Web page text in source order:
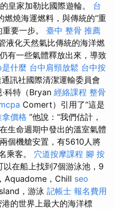
皇家加勒比國際遊輪。 台
燃燒海運燃料，與傳統的“重
要一步。 臺中 整骨 推薦
液化天然氣比傳統的海洋燃
有一些氣體釋放出來，導致
什麼 台中肩頸放鬆 台中按
訊社國際清潔運輸委員會
·科特（Bryan 經絡課程 整骨
Comert）引用了“這是
拿價格 ”他說：“我們估計，
生命週期中發出的溫室氣體
個機艙安置，有5610人將
乘客。 穴道按摩課程 腳 按
以在船上找到7個游泳池，9
Aquadome，Chill seo
，游泳 記帳士 報名費用
的世界上最大的海洋標